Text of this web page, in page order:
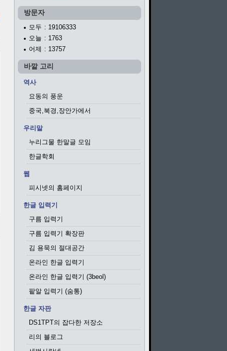
방문자
모두 : 19106333
오늘 : 1763
어제 : 13757
바깥 고리
역사
요동의 풍운
중국,북경,장안가에서
우리말
누리그물 한말글 모임
한글학회
웹
피시넷의 홈페이지
한글 입력기
구름 입력기
구름 입력기 확장판
김 용묵의 절대공간
온라인 한글 입력기
온라인 한글 입력기 (3beol)
팥알 입력기 (숨통)
한글 자판
DS1TPT의 잡다한 저장소
리의 블로그